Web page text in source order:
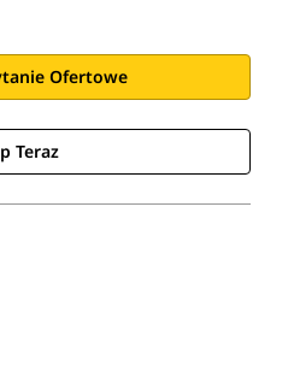
Ofertowe
Teraz